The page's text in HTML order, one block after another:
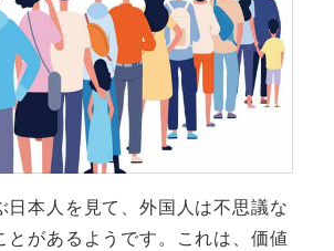
日本人を見て、外国人は不思議な
とがあるようです。これは、価値